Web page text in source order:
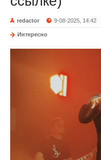
redactor 9-08-2025, 14:42
Интересно